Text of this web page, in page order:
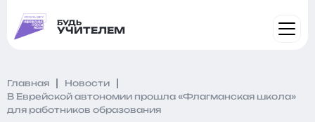
БУДЬ
УЧИТЕЛЕМ
Главная
Новости
В Еврейской автономии прошла «Флагманская школа»
для работников образования